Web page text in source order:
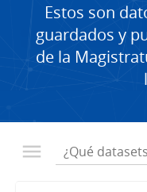
Estos son
guardados y
de la